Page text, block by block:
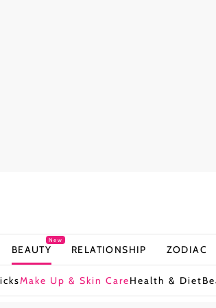
BEAUTY
New
RELATIONSHIP ZODIAC
Make Up & Skin CareHealth & Diet